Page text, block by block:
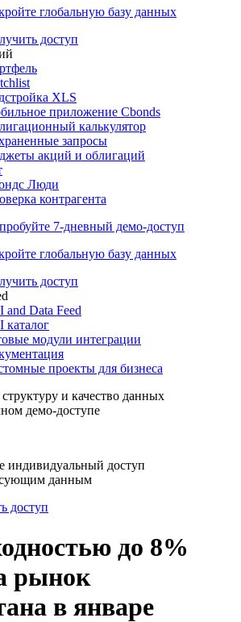
глобальную базу данных
доступ
XLS
приложение Cbonds
калькулятор
запросы
акций и облигаций
Люди
контрагента
7-дневный демо-доступ
глобальную базу данных
доступ
and Data Feed
каталог
модули интеграции
проекты для бизнеса
и качество данных
демо-доступе
индивидуальный доступ
данным
доступ
до 8%
рынок
в январе